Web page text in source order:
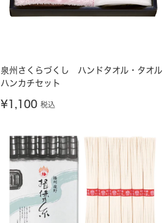
泉州さくらづくし ハンドタオル・タオル
ハンカチセット
¥1,100 税込